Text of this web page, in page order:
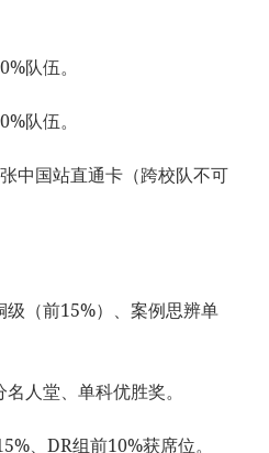
队伍。
队伍。
中国站直通卡（跨校队不可
（前15%）、案例思辨单
人堂、单科优胜奖。
、DR组前10%获席位。